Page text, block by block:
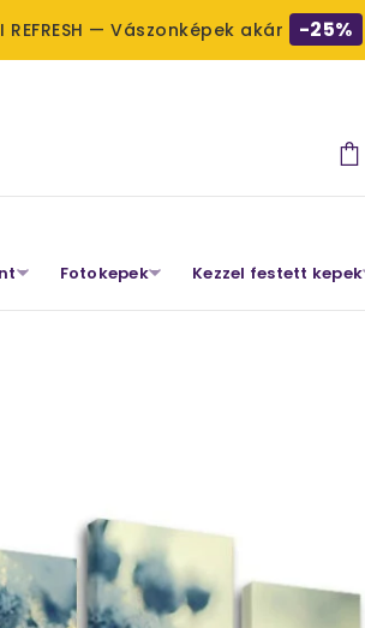
REFRESH — Vászonképek akár -25%
Fotokepek Kezzel festett kepek